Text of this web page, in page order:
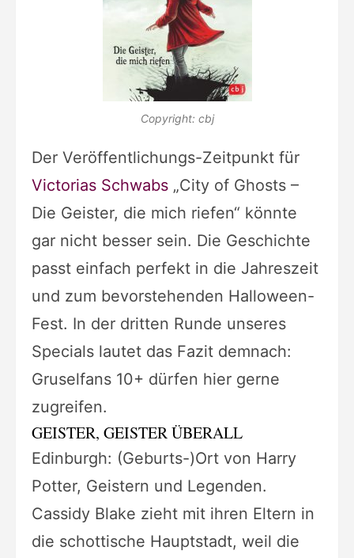
Copyright: cbj
Der Veröffentlichungs-Zeitpunkt für
Victorias Schwabs „City of Ghosts –
Die Geister, die mich riefen“ könnte
gar nicht besser sein. Die Geschichte
passt einfach perfekt in die Jahreszeit
und zum bevorstehenden Halloween-
Fest. In der dritten Runde unseres
Specials lautet das Fazit demnach:
Gruselfans 10+ dürfen hier gerne
zugreifen.
GEISTER, GEISTER ÜBERALL
Edinburgh: (Geburts-)Ort von Harry
Potter, Geistern und Legenden.
Cassidy Blake zieht mit ihren Eltern in
die schottische Hauptstadt, weil die